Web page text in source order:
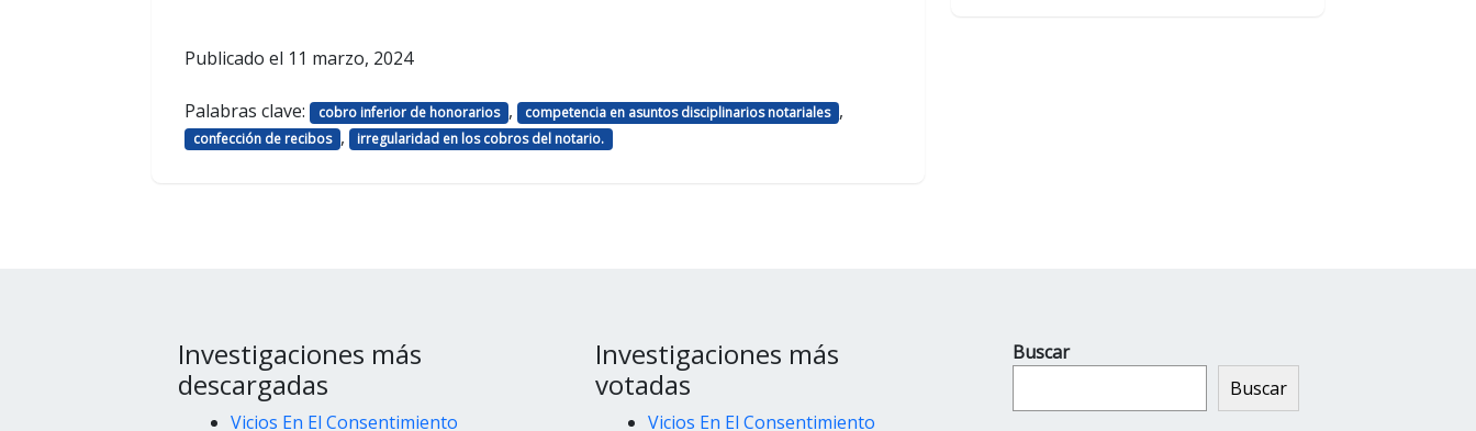
Publicado el 11 marzo, 2024
Palabras clave: cobro inferior de honorarios , competencia en asuntos disciplinarios notariales ,
confección de recibos , irregularidad en los cobros del notario.
Investigaciones más
descargadas
Vicios En El Consentimiento
Investigaciones más
votadas
Vicios En El Consentimiento
Buscar
Buscar